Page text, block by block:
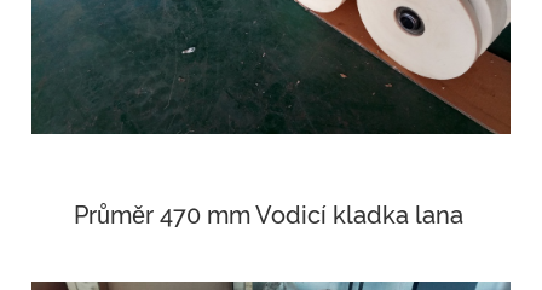
Průměr 470 mm Vodicí kladka lana